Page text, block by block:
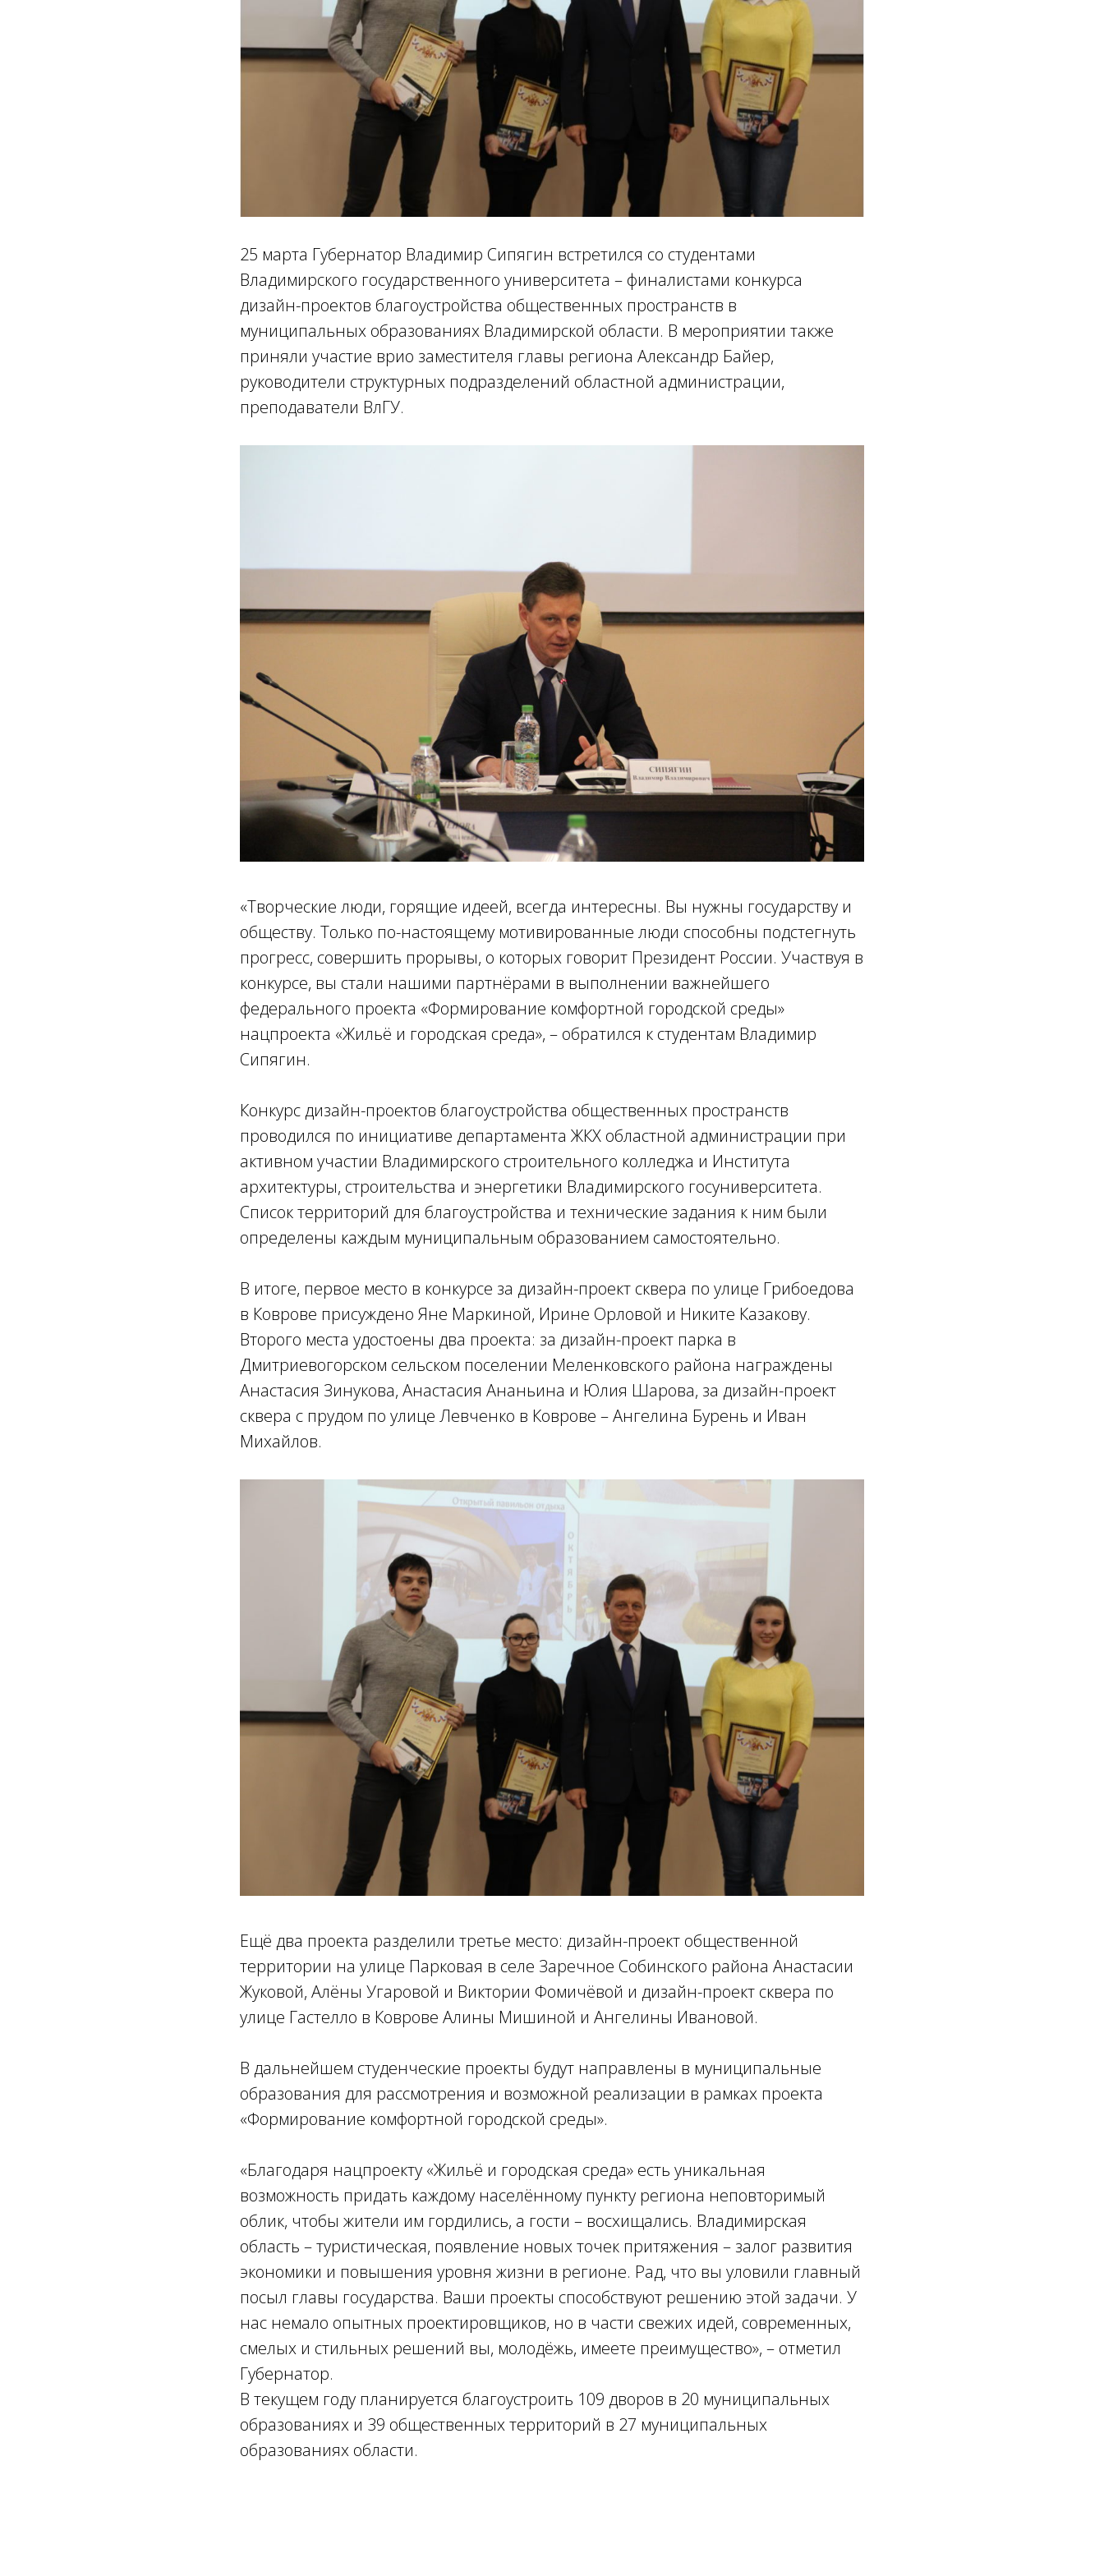
25 марта Губернатор Владимир Сипягин встретился со студентами
Владимирского государственного университета – финалистами конкурса
дизайн-проектов благоустройства общественных пространств в
муниципальных образованиях Владимирской области. В мероприятии также
приняли участие врио заместителя главы региона Александр Байер,
руководители структурных подразделений областной администрации,
преподаватели ВлГУ.
«Творческие люди, горящие идеей, всегда интересны. Вы нужны государству и
обществу. Только по-настоящему мотивированные люди способны подстегнуть
прогресс, совершить прорывы, о которых говорит Президент России. Участвуя в
конкурсе, вы стали нашими партнёрами в выполнении важнейшего
федерального проекта «Формирование комфортной городской среды»
нацпроекта «Жильё и городская среда», – обратился к студентам Владимир
Сипягин.
Конкурс дизайн-проектов благоустройства общественных пространств
проводился по инициативе департамента ЖКХ областной администрации при
активном участии Владимирского строительного колледжа и Института
архитектуры, строительства и энергетики Владимирского госуниверситета.
Список территорий для благоустройства и технические задания к ним были
определены каждым муниципальным образованием самостоятельно.
В итоге, первое место в конкурсе за дизайн-проект сквера по улице Грибоедова
в Коврове присуждено Яне Маркиной, Ирине Орловой и Никите Казакову.
Второго места удостоены два проекта: за дизайн-проект парка в
Дмитриевогорском сельском поселении Меленковского района награждены
Анастасия Зинукова, Анастасия Ананьина и Юлия Шарова, за дизайн-проект
сквера с прудом по улице Левченко в Коврове – Ангелина Бурень и Иван
Михайлов.
Ещё два проекта разделили третье место: дизайн-проект общественной
территории на улице Парковая в селе Заречное Собинского района Анастасии
Жуковой, Алёны Угаровой и Виктории Фомичёвой и дизайн-проект сквера по
улице Гастелло в Коврове Алины Мишиной и Ангелины Ивановой.
В дальнейшем студенческие проекты будут направлены в муниципальные
образования для рассмотрения и возможной реализации в рамках проекта
«Формирование комфортной городской среды».
«Благодаря нацпроекту «Жильё и городская среда» есть уникальная
возможность придать каждому населённому пункту региона неповторимый
облик, чтобы жители им гордились, а гости – восхищались. Владимирская
область – туристическая, появление новых точек притяжения – залог развития
экономики и повышения уровня жизни в регионе. Рад, что вы уловили главный
посыл главы государства. Ваши проекты способствуют решению этой задачи. У
нас немало опытных проектировщиков, но в части свежих идей, современных,
смелых и стильных решений вы, молодёжь, имеете преимущество», – отметил
Губернатор.
В текущем году планируется благоустроить 109 дворов в 20 муниципальных
образованиях и 39 общественных территорий в 27 муниципальных
образованиях области.